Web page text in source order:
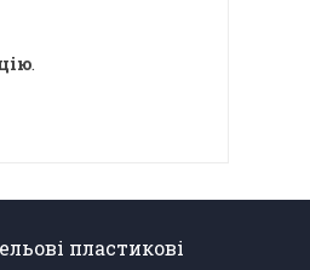
.
пластикові